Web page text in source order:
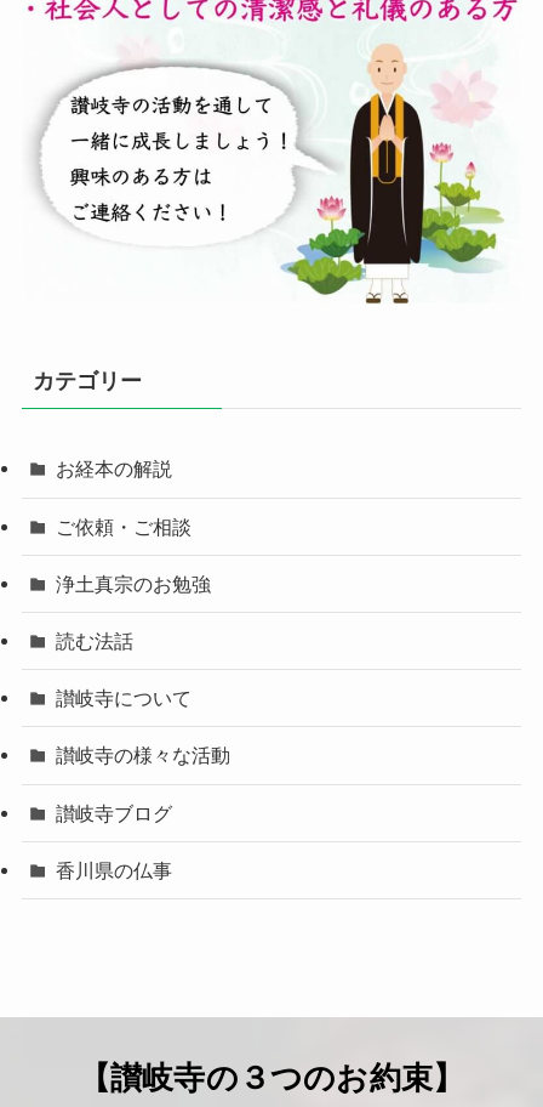
カテゴリー
お経本の解説
ご依頼・ご相談
浄土真宗のお勉強
読む法話
讃岐寺について
讃岐寺の様々な活動
讃岐寺ブログ
香川県の仏事
【讃岐寺の３つのお約束】